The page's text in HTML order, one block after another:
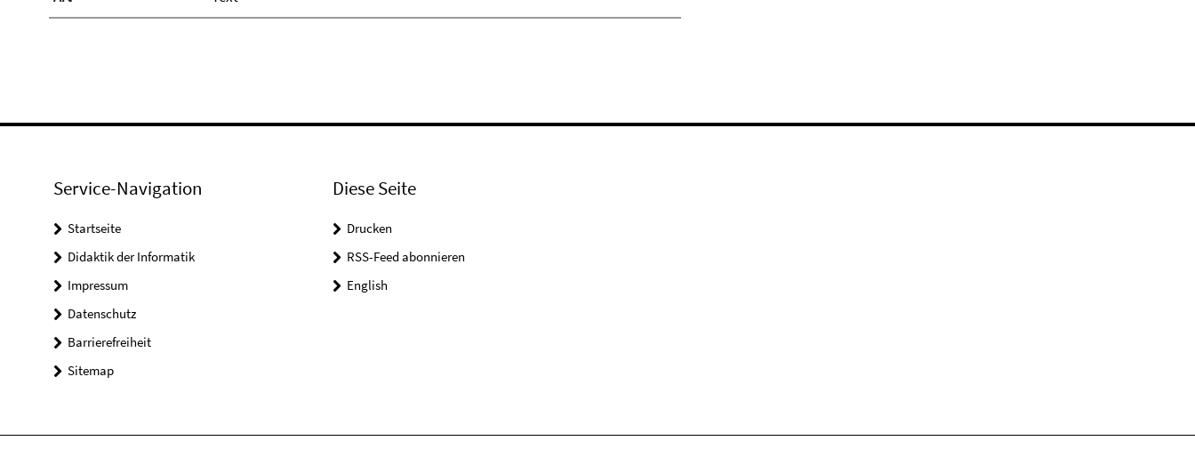
Service-Navigation
Startseite
Didaktik der Informatik
Impressum
Datenschutz
Barrierefreiheit
Sitemap
Diese Seite
Drucken
RSS-Feed abonnieren
English